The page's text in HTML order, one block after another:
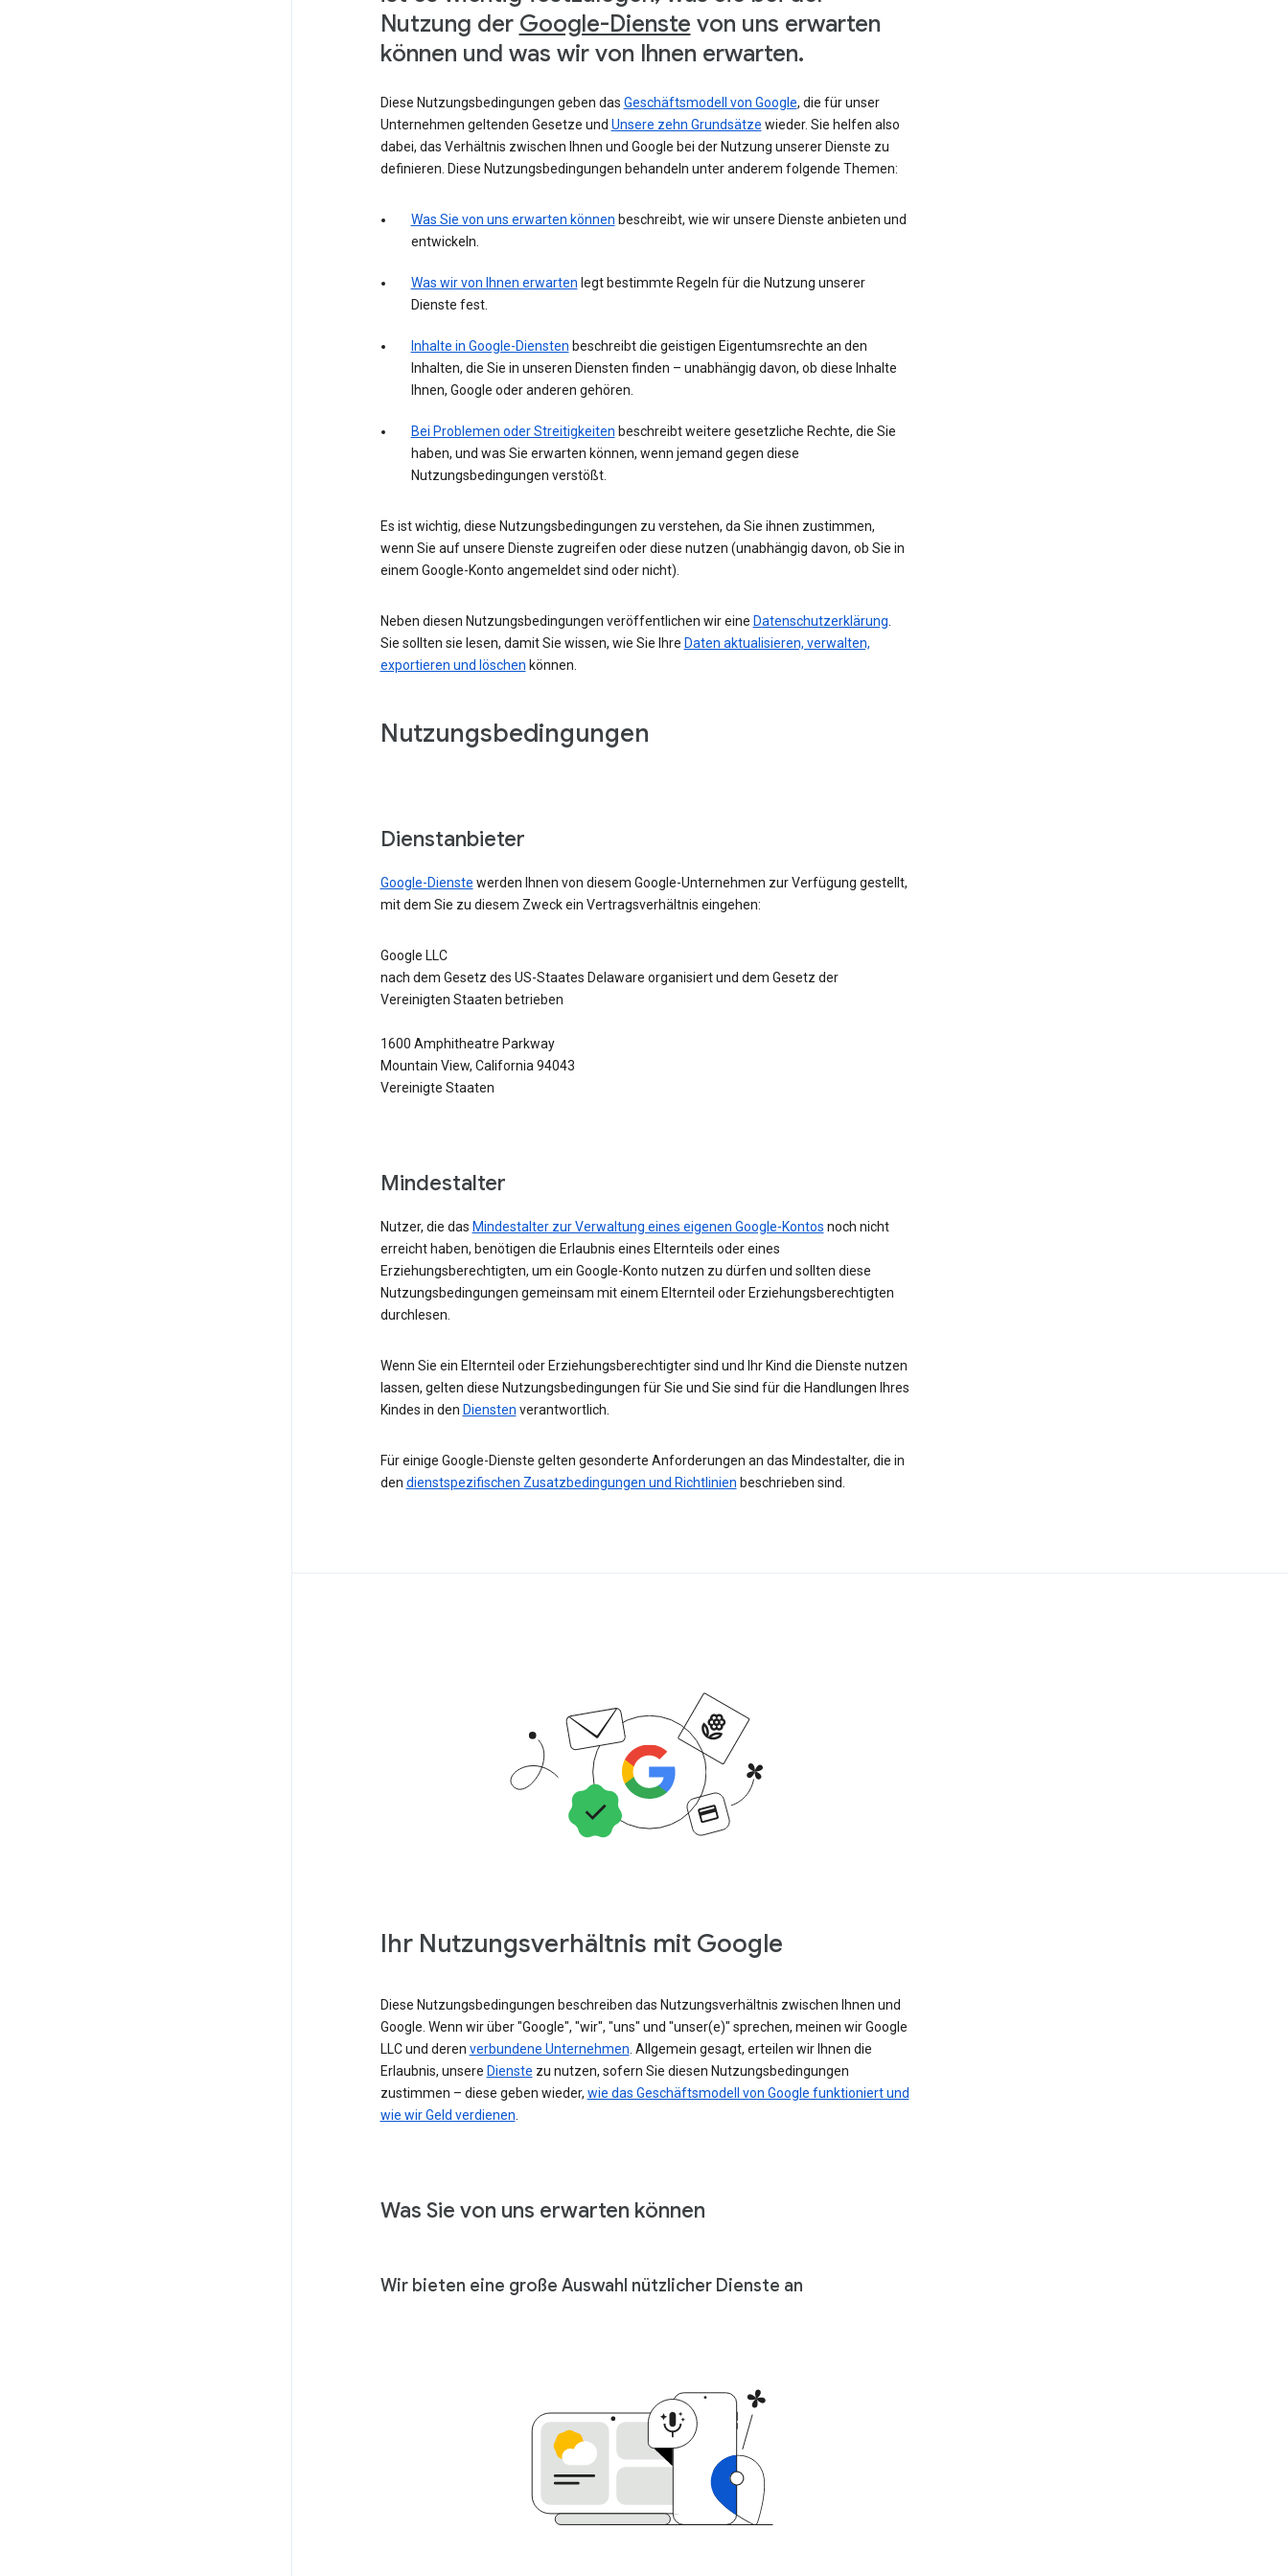
Nutzung der Google-Dienste von uns erwarten
können und was wir von Ihnen erwarten.
Diese Nutzungsbedingungen geben das Geschäftsmodell von Google, die für unser
Unternehmen geltenden Gesetze und Unsere zehn Grundsätze wieder. Sie helfen also
dabei, das Verhältnis zwischen Ihnen und Google bei der Nutzung unserer Dienste zu
definieren. Diese Nutzungsbedingungen behandeln unter anderem folgende Themen:
Was Sie von uns erwarten können beschreibt, wie wir unsere Dienste anbieten und
entwickeln.
Was wir von Ihnen erwarten legt bestimmte Regeln für die Nutzung unserer
Dienste fest.
Inhalte in Google-Diensten beschreibt die geistigen Eigentumsrechte an den
Inhalten, die Sie in unseren Diensten finden – unabhängig davon, ob diese Inhalte
Ihnen, Google oder anderen gehören.
Bei Problemen oder Streitigkeiten beschreibt weitere gesetzliche Rechte, die Sie
haben, und was Sie erwarten können, wenn jemand gegen diese
Nutzungsbedingungen verstößt.
Es ist wichtig, diese Nutzungsbedingungen zu verstehen, da Sie ihnen zustimmen,
wenn Sie auf unsere Dienste zugreifen oder diese nutzen (unabhängig davon, ob Sie in
einem Google-Konto angemeldet sind oder nicht).
Neben diesen Nutzungsbedingungen veröffentlichen wir eine Datenschutzerklärung
Sie sollten sie lesen, damit Sie wissen, wie Sie Ihre Daten aktualisieren, verwalten,
exportieren und löschen können.
Nutzungsbedingungen
Dienstanbieter
Google-Dienste werden Ihnen von diesem Google-Unternehmen zur Verfügung gestellt,
mit dem Sie zu diesem Zweck ein Vertragsverhältnis eingehen:
Google LLC
nach dem Gesetz des US-Staates Delaware organisiert und dem Gesetz der
Vereinigten Staaten betrieben
1600 Amphitheatre Parkway
Mountain View, California 94043
Vereinigte Staaten
Mindestalter
Nutzer, die das Mindestalter zur Verwaltung eines eigenen Google-Kontos noch nicht
erreicht haben, benötigen die Erlaubnis eines Elternteils oder eines
Erziehungsberechtigten, um ein Google-Konto nutzen zu dürfen und sollten diese
Nutzungsbedingungen gemeinsam mit einem Elternteil oder Erziehungsberechtigten
durchlesen.
Wenn Sie ein Elternteil oder Erziehungsberechtigter sind und Ihr Kind die Dienste nutzen
lassen, gelten diese Nutzungsbedingungen für Sie und Sie sind für die Handlungen Ihres
Kindes in den Diensten verantwortlich.
Für einige Google-Dienste gelten gesonderte Anforderungen an das Mindestalter, die in
den dienstspezifischen Zusatzbedingungen und Richtlinien beschrieben sind.
Ihr Nutzungsverhältnis mit Google
Diese Nutzungsbedingungen beschreiben das Nutzungsverhältnis zwischen Ihnen und
Google. Wenn wir über "Google", "wir", "uns" und "unser(e)" sprechen, meinen wir Google
LLC und deren verbundene Unternehmen. Allgemein gesagt, erteilen wir Ihnen die
Erlaubnis, unsere Dienste zu nutzen, sofern Sie diesen Nutzungsbedingungen
zustimmen – diese geben wieder, wie das Geschäftsmodell von Google funktioniert und
wie wir Geld verdienen.
Was Sie von uns erwarten können
Wir bieten eine große Auswahl nützlicher Dienste an